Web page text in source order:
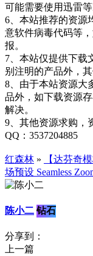
可能需要使用迅雷
6、本站推荐的资源
意软件病毒代码等
报。
7、本站仅提供下载
别注明的产品外，
8、由于本站资源大
品外，如下载资源
解决。
9、其他资源求购，
QQ：3537204885
红森林 »
【达芬奇
场预设 Seamless
陈小二 钻石
分享到：
上一篇